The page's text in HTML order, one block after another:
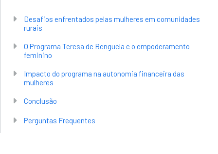
Desafios enfrentados pelas mulheres em comunidades
rurais
O Programa Teresa de Benguela e o empoderamento
feminino
Impacto do programa na autonomia financeira das
mulheres
Conclusão
Perguntas Frequentes